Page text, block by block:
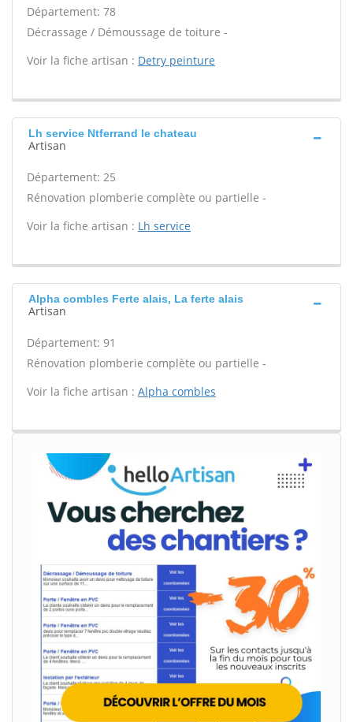
Département: 78
Décrassage / Démoussage de toiture -
Voir la fiche artisan : Detry peinture
Lh service Ntferrand le chateau
Artisan
Département: 25
Rénovation plomberie complète ou partielle -
Voir la fiche artisan : Lh service
Alpha combles Ferte alais, La ferte alais
Artisan
Département: 91
Rénovation plomberie complète ou partielle -
Voir la fiche artisan : Alpha combles